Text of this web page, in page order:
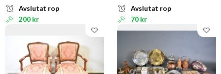
Avslutat rop
200 kr
Avslutat rop
70 kr